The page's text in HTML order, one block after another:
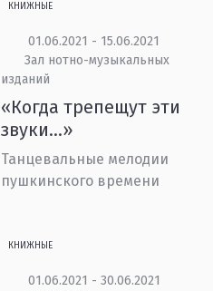
КНИЖНЫЕ
01.06.2021 - 15.06.2021
Зал нотно-музыкальных
изданий
«Когда трепещут эти
звуки…»
Танцевальные мелодии
пушкинского времени
КНИЖНЫЕ
01.06.2021 - 30.06.2021